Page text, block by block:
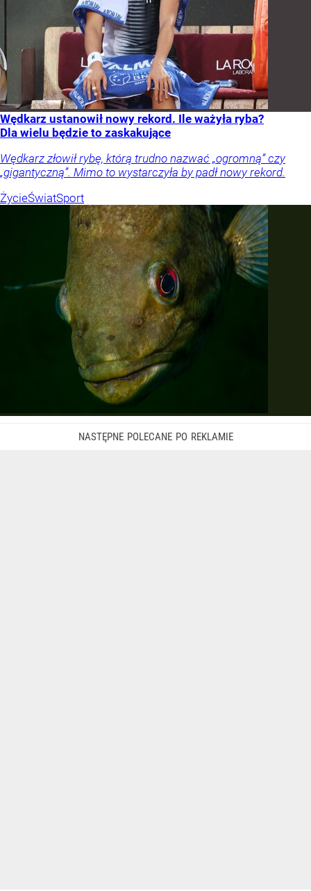
Wędkarz ustanowił nowy rekord. Ile ważyła ryba?
Dla wielu będzie to zaskakujące
Wędkarz złowił rybę, którą trudno nazwać „ogromną” czy
„gigantyczną”. Mimo to wystarczyła by padł nowy rekord.
ŻycieŚwiatSport